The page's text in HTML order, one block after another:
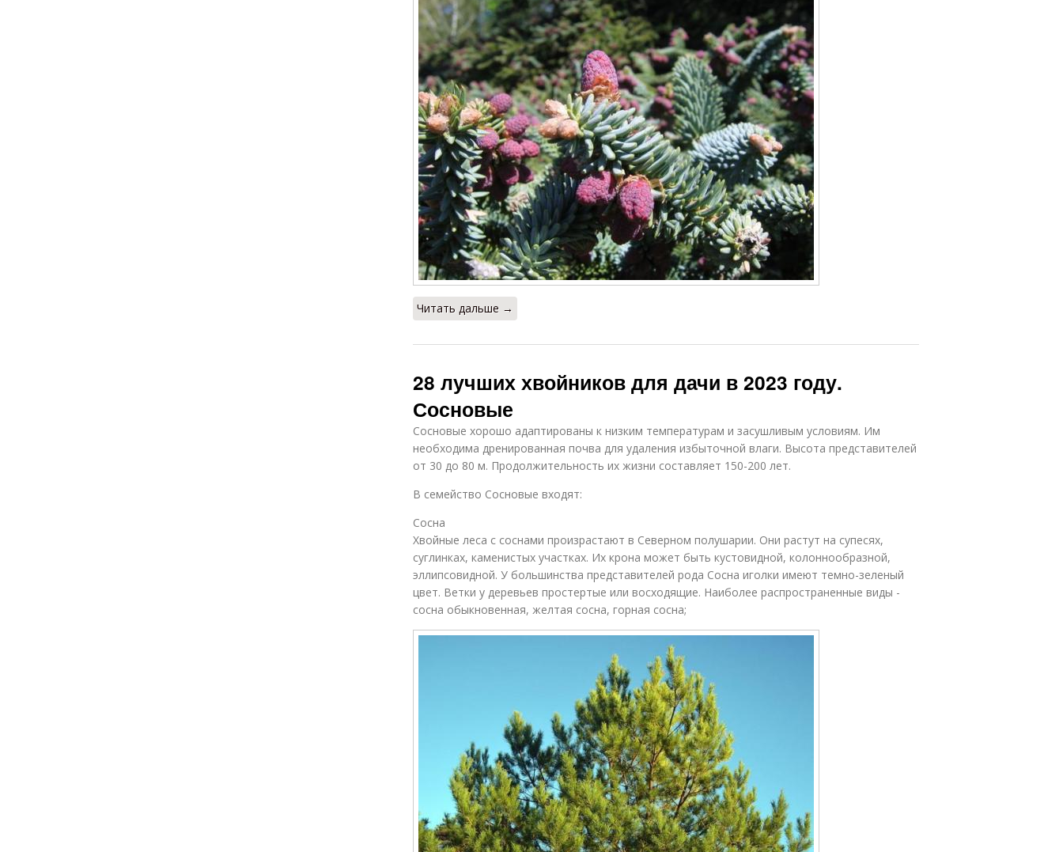
Читать дальше →
28 лучших хвойников для дачи в 2023 году.
Сосновые
Сосновые хорошо адаптированы к низким температурам и засушливым условиям. Им
необходима дренированная почва для удаления избыточной влаги. Высота представителей
от 30 до 80 м. Продолжительность их жизни составляет 150-200 лет.
В семейство Сосновые входят:
Cосна
Хвойные леса с соснами произрастают в Северном полушарии. Они растут на супесях,
суглинках, каменистых участках. Их крона может быть кустовидной, колоннообразной,
эллипсовидной. У большинства представителей рода Сосна иголки имеют темно-зеленый
цвет. Ветки у деревьев простертые или восходящие. Наиболее распространенные виды -
сосна обыкновенная, желтая сосна, горная сосна;